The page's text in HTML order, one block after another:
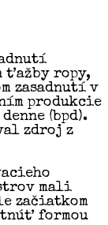
ťažby ropy,
zasadnutí v
produkcie
(bpd).
zdroj z
mali
začiatkom
formou